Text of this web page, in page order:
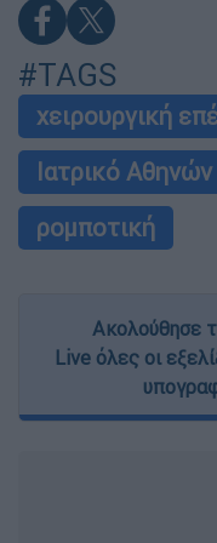
#TAGS
χειρουργική
Ιατρικό Αθηνών
ρομποτική
Ακολούθησε
Live όλες οι